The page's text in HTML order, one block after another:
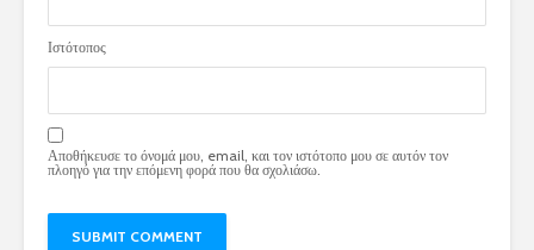
Ιστότοπος
Αποθήκευσε το όνομά μου, email, και τον ιστότοπο μου σε αυτόν τον
πλοηγό για την επόμενη φορά που θα σχολιάσω.